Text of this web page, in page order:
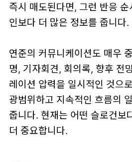
즉시 매도된다면, 그런 반응
인보다 더 많은 정보를 줍니다.
연준의 커뮤니케이션도 매우
명, 기자회견, 회의록, 향후 전
레이션 압력을 일시적인 것으
광범위하고 지속적인 흐름의
줍니다. 현재는 어떤 슬로건보
더 중요합니다.